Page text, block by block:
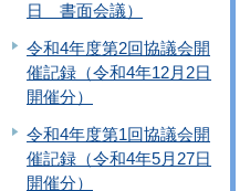
日 書面会議）
令和4年度第2回協議会開
催記録（令和4年12月2日
開催分）
令和4年度第1回協議会開
催記録（令和4年5月27日
開催分）